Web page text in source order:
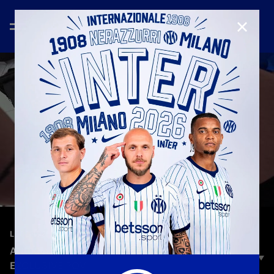
LEGENDS —29 giu 2026
ANDREA RANOCCHIA AL BERNABÉU |
EXCLUSIVE POV